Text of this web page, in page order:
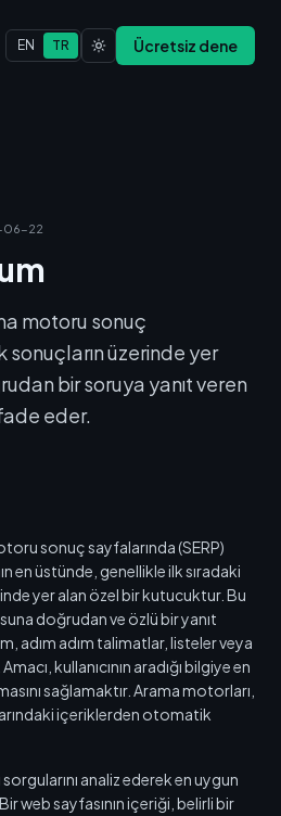
EN TR Ücretsiz dene
06-22
motoru sonuç
sonuçların üzerinde yer
bir soruya yanıt veren
eder.
sonuç sayfalarında (SERP)
en üstünde, genellikle ilk sıradaki
yer alan özel bir kutucuktur. Bu
doğrudan ve özlü bir yanıt
adım adım talimatlar, listeler veya
kullanıcının aradığı bilgiye en
sağlamaktır. Arama motorları,
içeriklerden otomatik
analiz ederek en uygun
web sayfasının içeriği, belirli bir